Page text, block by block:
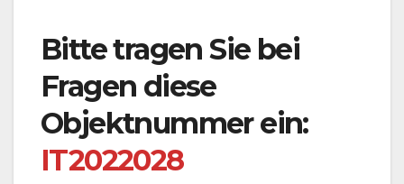
Bitte tragen Sie bei
Fragen diese
Objektnummer ein:
IT2022028